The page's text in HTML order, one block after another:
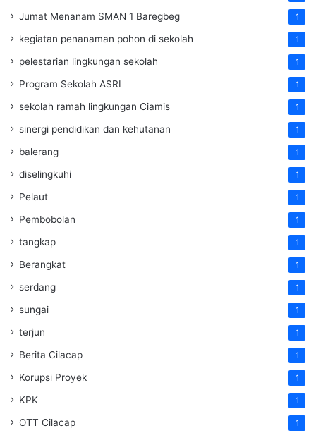
Jumat Menanam SMAN 1 Baregbeg 1
kegiatan penanaman pohon di sekolah 1
pelestarian lingkungan sekolah 1
Program Sekolah ASRI 1
sekolah ramah lingkungan Ciamis 1
sinergi pendidikan dan kehutanan 1
balerang 1
diselingkuhi 1
Pelaut 1
Pembobolan 1
tangkap 1
Berangkat 1
serdang 1
sungai 1
terjun 1
Berita Cilacap 1
Korupsi Proyek 1
KPK 1
OTT Cilacap 1